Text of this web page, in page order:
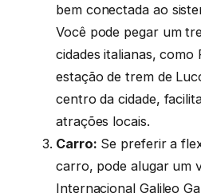
bem conectada ao
Você pode pegar um
cidades italianas, como
estação de trem de
centro da cidade,
atrações locais.
Carro: Se preferir a
carro, pode alugar um
Internacional Galileo